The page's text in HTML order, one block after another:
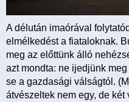
A délután imaórával
elmélkedést a fiataloknak.
meg az előttünk álló
azt mondta: ne ijedjünk
se a gazdasági válságtól.
átvészeltek nem egy, de